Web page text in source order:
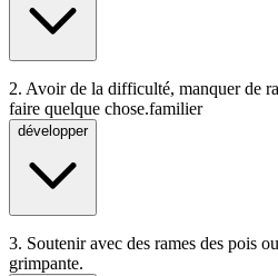
2. Avoir de la difficulté, manquer de
faire quelque chose.familier
développer
3. Soutenir avec des rames des pois
grimpante.